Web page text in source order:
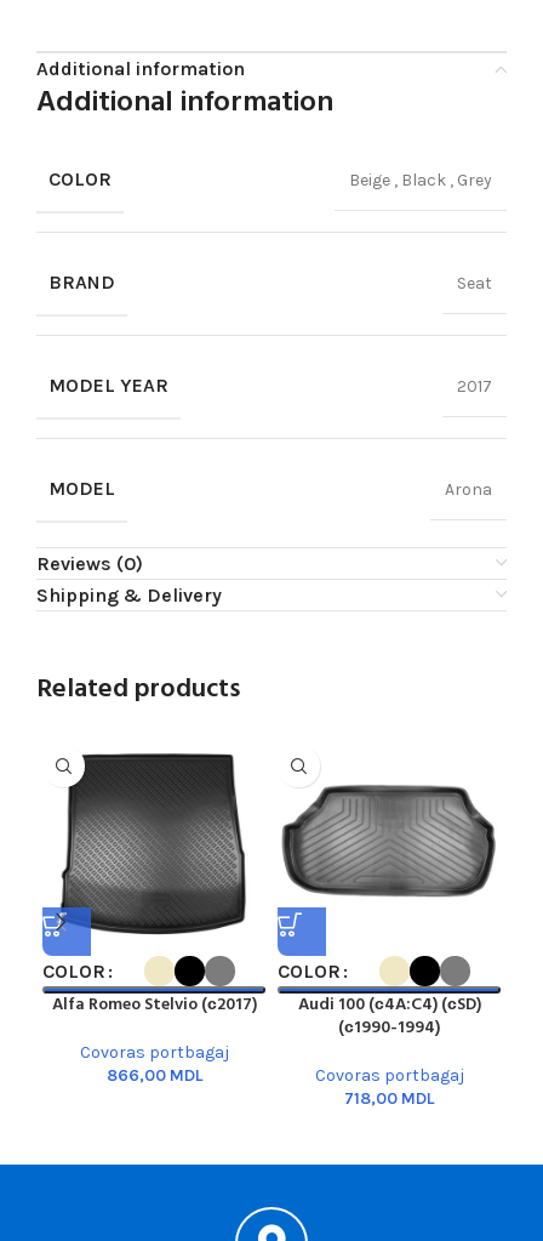
Additional information
Additional information
COLOR Beige , Black , Grey
BRAND Seat
MODEL YEAR 2017
MODEL Arona
Reviews (0)
Shipping & Delivery
Related products
COLOR
Alfa Romeo Stelvio (с2017)
Covoras portbagaj
MDL
COLOR
Audi 100 (с4A:C4) (сSD)
(с1990-1994)
Covoras portbagaj
MDL